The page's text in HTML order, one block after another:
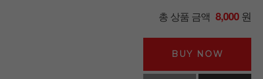
총 상품 금액 8,000원
BUY NOW